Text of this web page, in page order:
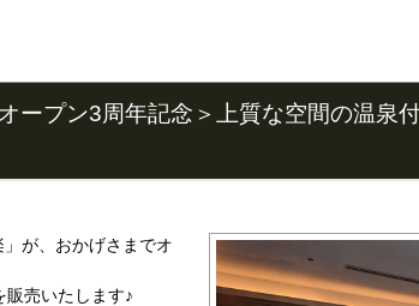
ープン3周年記念＞上質な空間の温泉
が、おかげさまでオ
販売いたします♪